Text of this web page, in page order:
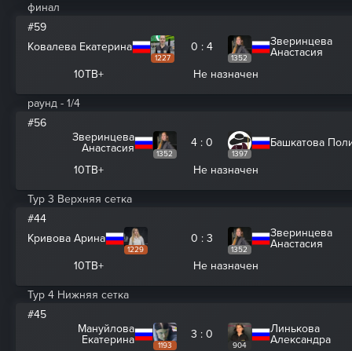
финал
#59
Ковалева Екатерина
1227
0 : 4
1352
Зверинцева
Анастасия
10ТВ+
Не назначен
раунд - 1/4
#56
Зверинцева
Анастасия
1352
4 : 0
1397
Башкатова
10ТВ+ Не назначен
Тур 3 Верхняя сетка
#44
Кривова Арина
1229
0 : 3
1352
Зверинцева
Анастасия
10ТВ+
Не назначен
Тур 4 Нижняя сетка
#45
Мануйлова
Екатерина
1193
3 : 0
904
Линькова
Александра